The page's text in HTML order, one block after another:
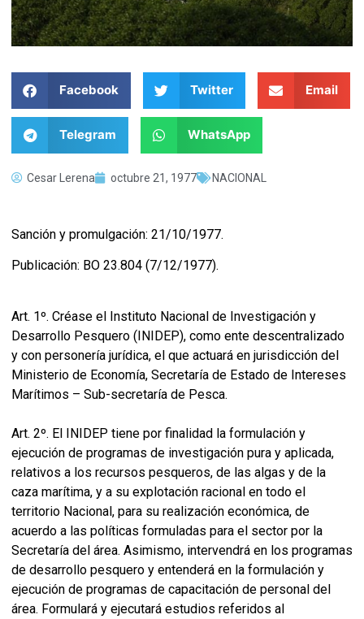
Facebook Twitter Email
Telegram WhatsApp
Cesar Lerena octubre 21, 1977 NACIONAL
Sanción y promulgación: 21/10/1977.
Publicación: BO 23.804 (7/12/1977).
Art. 1º. Créase el Instituto Nacional de Investigación y
Desarrollo Pesquero (INIDEP), como ente descentralizado
y con personería jurídica, el que actuará en jurisdicción del
Ministerio de Economía, Secretaría de Estado de Intereses
Marítimos – Sub-secretaría de Pesca.
Art. 2º. El INIDEP tiene por finalidad la formulación y
ejecución de programas de investigación pura y aplicada,
relativos a los recursos pesqueros, de las algas y de la
caza marítima, y a su explotación racional en todo el
territorio Nacional, para su realización económica, de
acuerdo a las políticas formuladas para el sector por la
Secretaría del área. Asimismo, intervendrá en los programas
de desarrollo pesquero y entenderá en la formulación y
ejecución de programas de capacitación de personal del
área. Formulará y ejecutará estudios referidos al